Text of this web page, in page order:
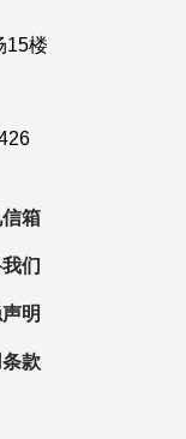
15楼
箱
们
明
款